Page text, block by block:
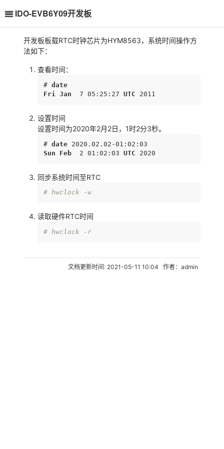
IDO-EVB6Y09开发板
开发板板载RTC时钟芯片为HYM8563，系统时间操作方
法如下：
查看时间：
# date
Fri
Jan
  7 05
:25 :27 UTC 2011
设置时间
设置时间为2020年2月2日，1时2分3秒。
# date 2020 .02 .02-01 :02 :03
Sun
Feb
  2 01
:02 :03 UTC 2020
同步系统时间至RTC
# hwclock -w
读取硬件RTC时间
# hwclock -r
文档更新时间: 2021-05-11 10:04 作者：admin